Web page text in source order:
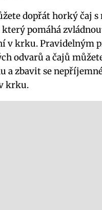
dopřát horký‍ čaj s
pomáhá
‌v krku. Pravidelným
odvarů a čajů
a zbavit ⁢se
krku.